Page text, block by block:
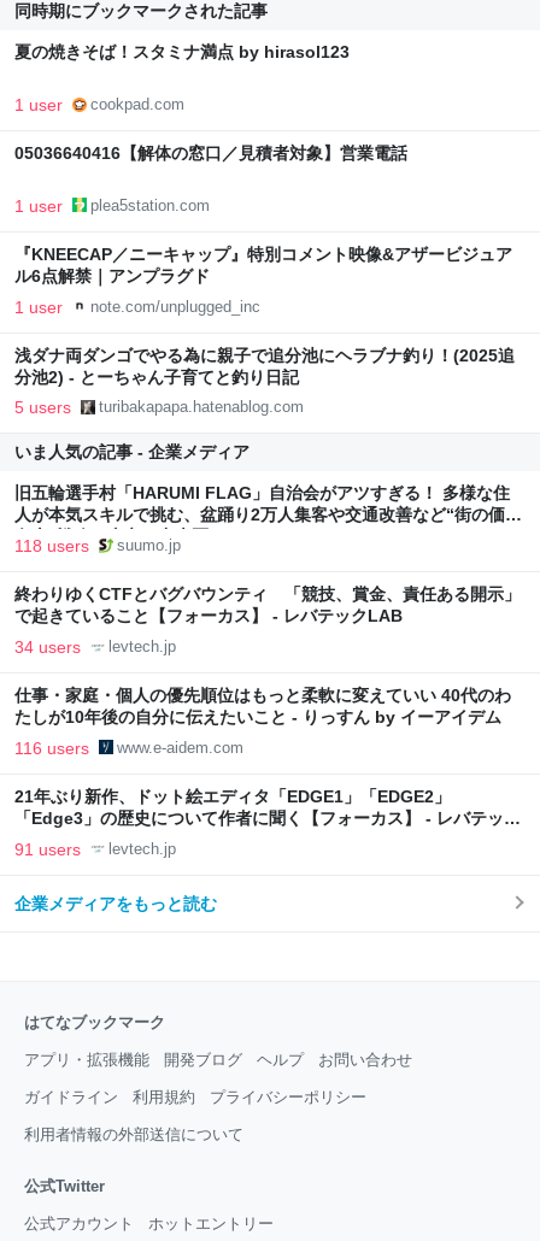
同時期にブックマークされた記事
夏の焼きそば！スタミナ満点 by hirasol123
1 user cookpad.com
05036640416【解体の窓口／見積者対象】営業電話
1 user plea5station.com
『KNEECAP／ニーキャップ』特別コメント映像&アザービジュア
ル6点解禁｜アンプラグド
1 user note.com/unplugged_inc
浅ダナ両ダンゴでやる為に親子で追分池にヘラブナ釣り！(2025追
分池2) - とーちゃん子育てと釣り日記
5 users turibakapapa.hatenablog.com
いま人気の記事 - 企業メディア
旧五輪選手村「HARUMI FLAG」自治会がアツすぎる！ 多様な住
人が本気スキルで挑む、盆踊り2万人集客や交通改善など“街の価値
向上”戦略 東京・中央区
118 users suumo.jp
終わりゆくCTFとバグバウンティ 「競技、賞金、責任ある開示」
で起きていること【フォーカス】 - レバテックLAB
34 users levtech.jp
仕事・家庭・個人の優先順位はもっと柔軟に変えていい 40代のわ
たしが10年後の自分に伝えたいこと - りっすん by イーアイデム
116 users www.e-aidem.com
21年ぶり新作、ドット絵エディタ「EDGE1」「EDGE2」
「Edge3」の歴史について作者に聞く【フォーカス】 - レバテック
LAB
91 users levtech.jp
企業メディアをもっと読む
はてなブックマーク
アプリ・拡張機能 開発ブログ ヘルプ お問い合わせ
ガイドライン 利用規約 プライバシーポリシー
利用者情報の外部送信について
公式Twitter
公式アカウント ホットエントリー